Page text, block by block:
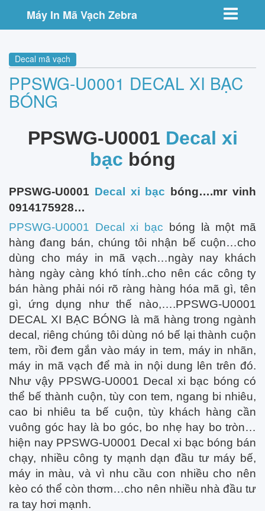
Toggle
Máy In Mã Vạch Zebra
Decal mã vạch
PPSWG-U0001 DECAL XI BẠC
BÓNG
PPSWG-U0001 Decal xi
bạc bóng
PPSWG-U0001 Decal xi bạc bóng….mr vinh
0914175928…
PPSWG-U0001 Decal xi bạc bóng là một mã
hàng đang bán, chúng tôi nhận bế cuộn…cho
dùng cho máy in mã vạch…ngày nay khách
hàng ngày càng khó tính..cho nên các công ty
bán hàng phải nói rõ ràng hàng hóa mã gì, tên
gì, ứng dụng như thế nào,….PPSWG-U0001
DECAL XI BẠC BÓNG là mã hàng trong ngành
decal, riêng chúng tôi dùng nó bế lại thành cuộn
tem, rồi đem gắn vào máy in tem, máy in nhãn,
máy in mã vạch để mà in nội dung lên trên đó.
Như vậy PPSWG-U0001 Decal xi bạc bóng có
thể bế thành cuộn, tùy con tem, ngang bi nhiêu,
cao bi nhiêu ta bế cuộn, tùy khách hàng cần
vuông góc hay là bo góc, bo nhẹ hay bo tròn…
hiện nay PPSWG-U0001 Decal xi bạc bóng bán
chạy, nhiều công ty mạnh dạn đầu tư máy bế,
máy in màu, và vì nhu cầu con nhiều cho nên
kèo có thể còn thơm…cho nên nhiều nhà đầu tư
ra tay hơi mạnh.